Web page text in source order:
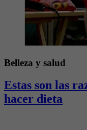
Belleza y salud
Estas son las
hacer dieta